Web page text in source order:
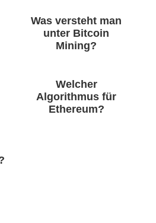
Was versteht man
unter Bitcoin
Mining?
Welcher
Algorithmus für
Ethereum?